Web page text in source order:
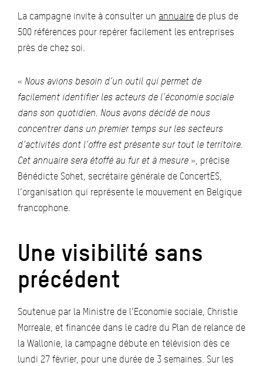
La campagne invite à consulter un annuaire de plus de
500 références pour repérer facilement les entreprises
près de chez soi.
« Nous avions besoin d’un outil qui permet de
facilement identifier les acteurs de l’économie sociale
dans son quotidien. Nous avons décidé de nous
concentrer dans un premier temps sur les secteurs
d’activités dont l’offre est présente sur tout le territoire.
Cet annuaire sera étoffé au fur et à mesure », précise
Bénédicte Sohet, secrétaire générale de ConcertES,
l’organisation qui représente le mouvement en Belgique
francophone.
Une visibilité sans
précédent
Soutenue par la Ministre de l’Economie sociale, Christie
Morreale, et financée dans le cadre du Plan de relance de
la Wallonie, la campagne débute en télévision dès ce
lundi 27 février, pour une durée de 3 semaines. Sur les